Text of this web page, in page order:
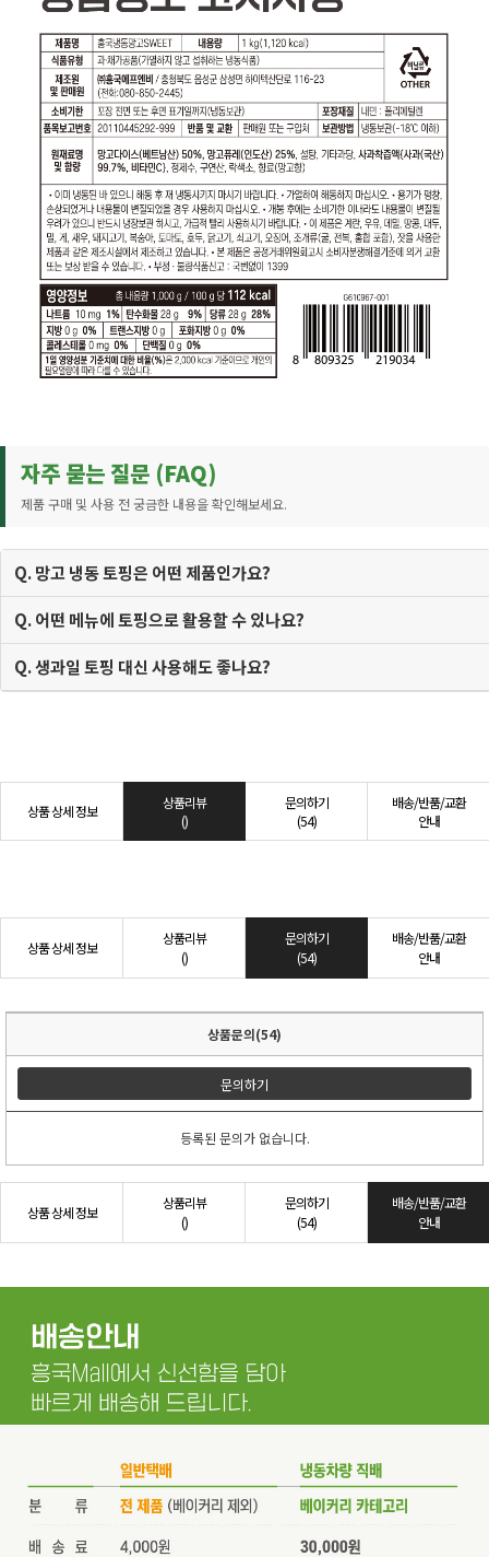
자주 묻는 질문 (FAQ)
제품 구매 및 사용 전 궁금한 내용을 확인해보세요.
Q. 망고 냉동 토핑은 어떤 제품인가요?
Q. 어떤 메뉴에 토핑으로 활용할 수 있나요?
Q. 생과일 토핑 대신 사용해도 좋나요?
상품 상세 정보
상품리뷰
()
문의하기
(54)
배송/반품/교환
안내
상품 상세 정보
상품리뷰
()
문의하기
(54)
배송/반품/교환
안내
상품문의(54)
문의하기
등록된 문의가 없습니다.
상품 상세 정보
상품리뷰
()
문의하기
(54)
배송/반품/교환
안내